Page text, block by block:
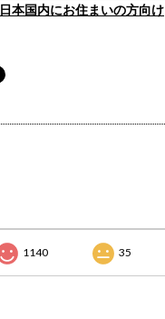
日本国内にお住まいの方向け
1140 35